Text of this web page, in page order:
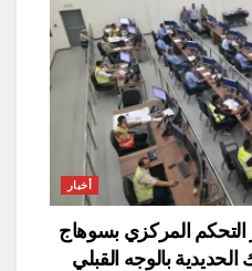
أخبار
المركزي بسوهاج
بالوجه القبلي